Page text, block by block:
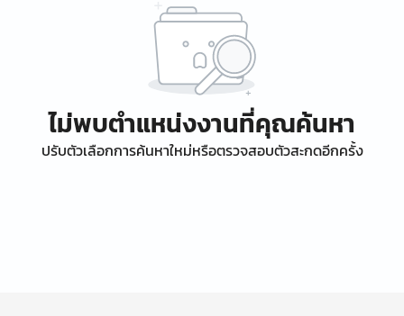
ไม่พบตำแหน่งงานที่คุณค้นหา
ปรับตัวเลือกการค้นหาใหม่หรือตรวจสอบตัวสะกดอีกครั้ง